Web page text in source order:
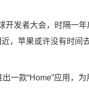
开发者大会，时隔一
，苹果或许没有时间
一款“Home”应用，